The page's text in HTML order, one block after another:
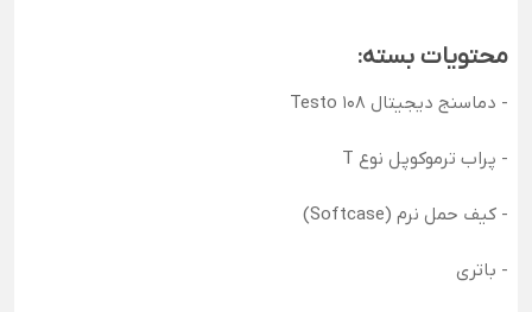
محتویات بسته:
- دماسنج دیجیتال Testo 108
- پراب ترموکوپل نوع T
- کیف حمل نرم (Softcase)
- باتری